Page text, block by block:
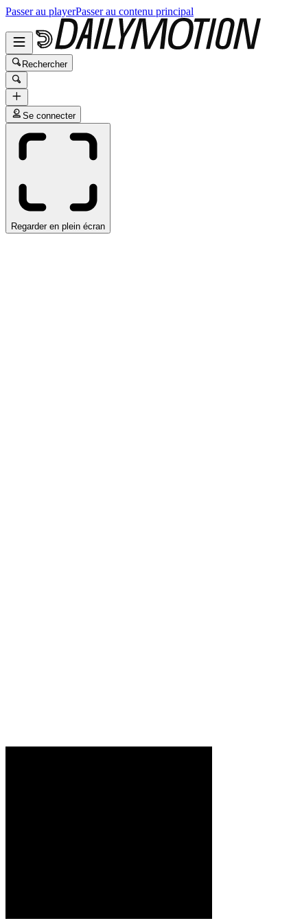
Passer au playerPasser au contenu principal
Rechercher
Se connecter
Regarder en plein écran